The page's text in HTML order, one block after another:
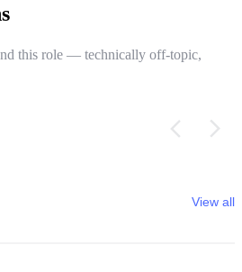
this role — technically off-topic,
View all